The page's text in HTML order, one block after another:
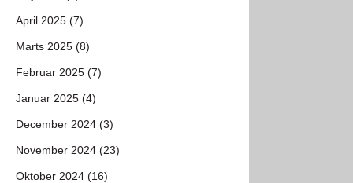
April 2025 (7)
Marts 2025 (8)
Februar 2025 (7)
Januar 2025 (4)
December 2024 (3)
November 2024 (23)
Oktober 2024 (16)